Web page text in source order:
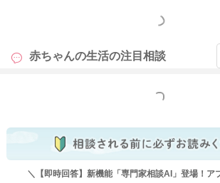
ら、テレビは少なめにしようか、くらいのゆ
質がご心配なように、しおさんさんが夜間ぐ
添い乳しなきゃ寝られない、という状況が変
体調とも相談して今後のこともご検討なさる
もっと見る
赤ちゃんの生活の注目相談
もっと見る
＼【即時回答】新機能「専門家相談AI」登場！ア